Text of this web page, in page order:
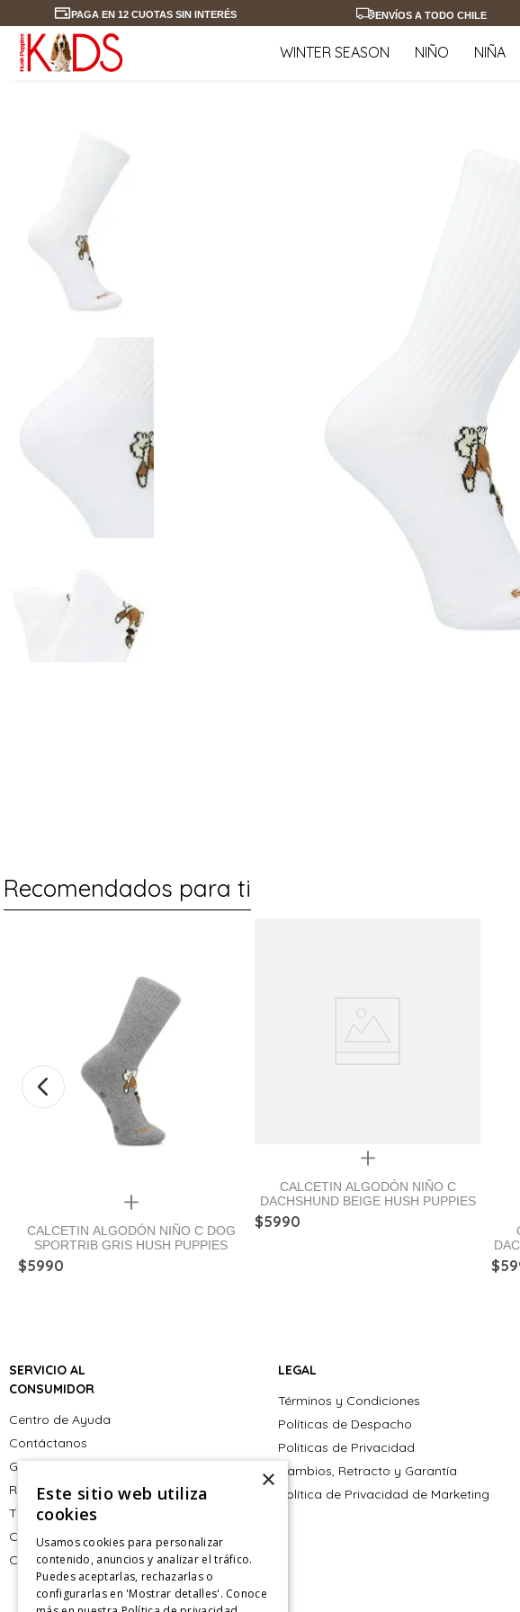
PAGA EN 12 CUOTAS SIN INTERÉS ENVÍOS A TODO CHILE
WINTER SEASON NIÑO NIÑA
Recomendados para ti
Quickview
CALCETIN ALGODÓN NIÑO C DOG
SPORTRIB GRIS HUSH PUPPIES
$5990
Quickview
CALCETIN ALGODÓN NIÑO C
DACHSHUND BEIGE HUSH PUPPIES
$5990
$
SERVICIO AL
CONSUMIDOR
Centro de Ayuda
Contáctanos
Giftcard
Retiro en tienda
Tiendas
CyberMonday
CyberDay
LEGAL
Términos y Condiciones
Políticas de Despacho
Politicas de Privacidad
Cambios, Retracto y Garantía
Política de Privacidad de Marketing
×
Este sitio web utiliza
cookies
Usamos cookies para personalizar
contenido, anuncios y analizar el tráfico.
Puedes aceptarlas, rechazarlas o
configurarlas en 'Mostrar detalles'. Conoce